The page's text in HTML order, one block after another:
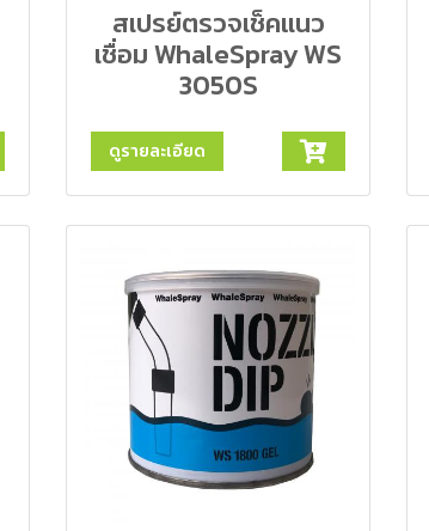
สเปรย์ตรวจเช็คแนว
เชื่อม WhaleSpray WS
3050S
ดูรายละเอียด